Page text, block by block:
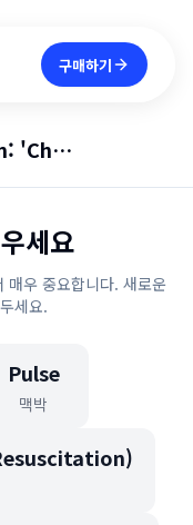
구매하기
Unresponsive Person: 'Check for a pulse'
세요
매우 중요합니다. 새로운
세요.
Pulse
맥박